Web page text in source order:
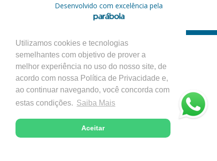
Utilizamos cookies e tecnologias
semelhantes com objetivo de prover a
melhor experiência no uso do nosso site, de
acordo com nossa Política de Privacidade e,
ao continuar navegando, você concorda com
estas condições. Saiba Mais
Aceitar
Desenvolvido com excelência pela